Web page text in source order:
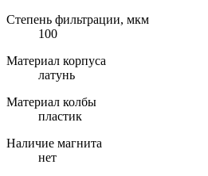
Степень фильтрации, мкм
100
Материал корпуса
латунь
Материал колбы
пластик
Наличие магнита
нет